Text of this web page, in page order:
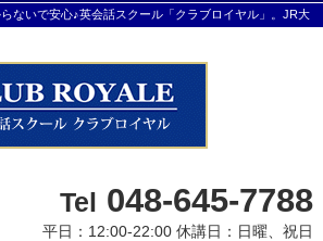
ないで安心♪英会話スクール「クラブロイヤル」。JR大
Tel 048-645-7788
平日：12:00-22:00 休講日：日曜、祝日